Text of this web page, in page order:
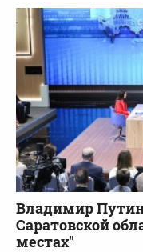
Владимир
Саратовской
местах"